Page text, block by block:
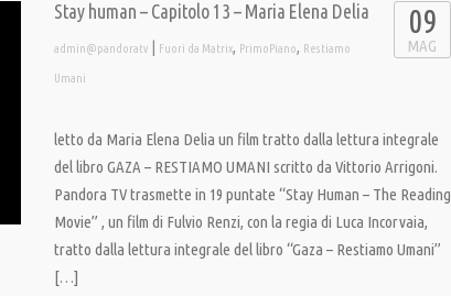
Stay human – Capitolo 13 – Maria Elena Delia
admin@pandoratv | Fuori da Matrix, PrimoPiano, Restiamo
Umani
09
MAG
letto da Maria Elena Delia un film tratto dalla lettura integrale
del libro GAZA – RESTIAMO UMANI scritto da Vittorio Arrigoni.
Pandora TV trasmette in 19 puntate “Stay Human – The Reading
Movie” , un film di Fulvio Renzi, con la regia di Luca Incorvaia,
tratto dalla lettura integrale del libro “Gaza – Restiamo Umani”
[…]